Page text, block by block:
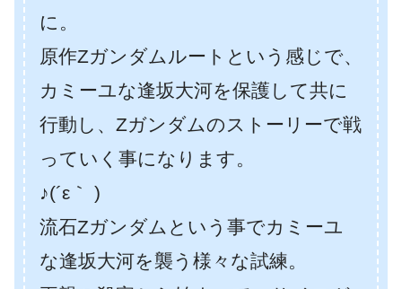
に。
原作Zガンダムルートという感じで、
カミーユな逢坂大河を保護して共に
行動し、Zガンダムのストーリーで戦
っていく事になります。
♪(´ε｀ )
流石Zガンダムという事でカミーユ
な逢坂大河を襲う様々な試練。